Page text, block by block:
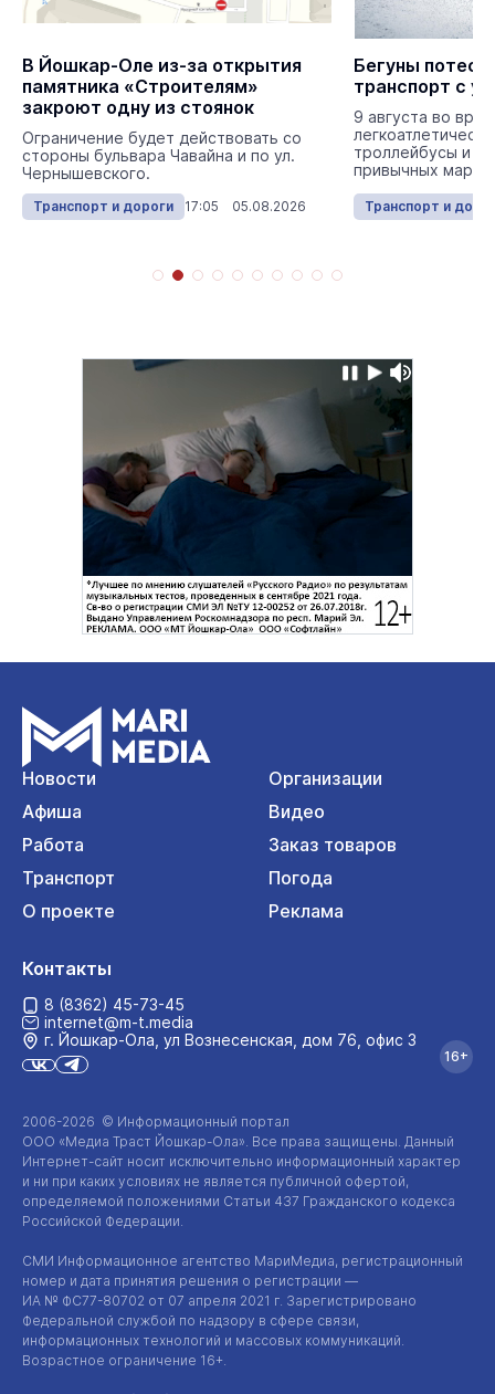
В Йошкар-Оле из-за открытия
памятника «Строителям»
закроют одну из стоянок
Ограничение будет действовать со
стороны бульвара Чавайна и по ул.
Чернышевского.
Транспорт и дороги 17:05 05.08.2026
Бегуны
транспорт с
9 августа во
троллейбусы и
привычных
Транспорт и
Новости
Организации
Афиша
Видео
Работа
Заказ товаров
Транспорт
Погода
О проекте
Реклама
2006-2026 © Информационный портал
ООО «Медиа Траст Йошкар-Ола». Все права защищены. Данный
Интернет-сайт носит исключительно информационный характер
и ни при каких условиях не является публичной офертой,
определяемой положениями Статьи 437 Гражданского кодекса
Российской Федерации.
СМИ Информационное агентство МариМедиа, регистрационный
номер и дата принятия решения о регистрации —
ИА № ФС77-80702 от 07 апреля 2021 г. Зарегистрировано
Федеральной службой по надзору в сфере связи,
информационных технологий и массовых коммуникаций.
Возрастное ограничение 16+.
Контакты
8 (8362) 45-73-45
internet@m-t.media
г. Йошкар‑Ола, ул Вознесенская, дом 76, офис 3
16+